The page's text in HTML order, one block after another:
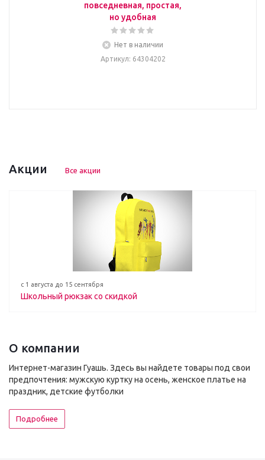
повседневная, простая,
но удобная
Нет в наличии
Артикул: 64304202
Акции Все акции
с 1 августа до 15 сентября
Школьный рюкзак со скидкой
О компании
Интернет-магазин Гуашь. Здесь вы найдете товары под свои
предпочтения: мужскую куртку на осень, женское платье на
праздник, детские футболки
Подробнее